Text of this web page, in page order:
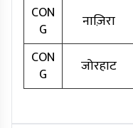
CON
G
नाज़िरा
CON
G
जोरहाट